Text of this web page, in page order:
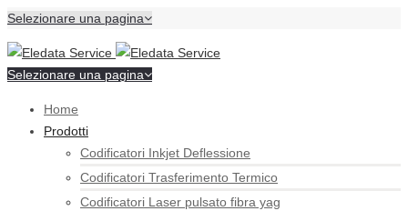
Selezionare una pagina
Selezionare una pagina
Home
Prodotti
Codificatori Inkjet Deflessione
Codificatori Trasferimento Termico
Codificatori Laser pulsato fibra yag